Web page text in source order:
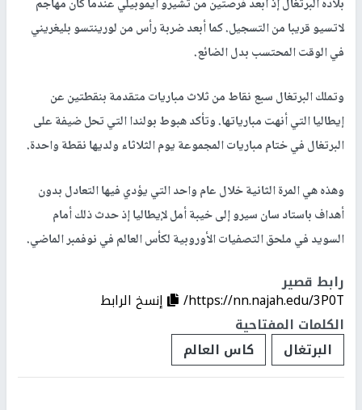
بلاده البرتغال إذ أبعد فرصتين من تشيرو ايموبيلي عندما كان مهاجم
لاتسيو قريبا من التسجيل. كما أبعد ضربة رأس من لورينتسو بليغريني
في الوقت المحتسب بدل الضائع.
وتملك البرتغال سبع نقاط من ثلاث مباريات متقدمة بنقطتين عن
إيطاليا التي أنهت مبارياتها. وتأكد هبوط بولندا التي تحل ضيفة على
البرتغال في ختام مباريات المجموعة يوم الثلاثاء ولديها نقطة واحدة.
وهذه هي المرة الثانية خلال عام واحد التي يؤدي فيها التعادل بدون
أهداف باستاد سان سيرو إلى خيبة أمل لإيطاليا إذ حدث ذلك أمام
السويد في ملحق التصفيات الأوروبية لكأس العالم في نوفمبر الماضي.
رابط قصير
https://nn.najah.edu/3P0T/
إنسخ الرابط
الكلمات المفتاحية
البرتغال
كاس العالم